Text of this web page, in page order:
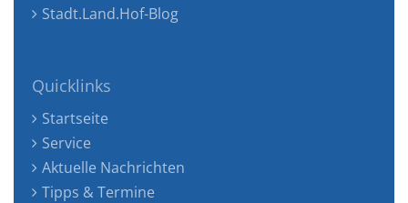
Stadt.Land.Hof-Blog
Quicklinks
Startseite
Service
Aktuelle Nachrichten
Tipps & Termine